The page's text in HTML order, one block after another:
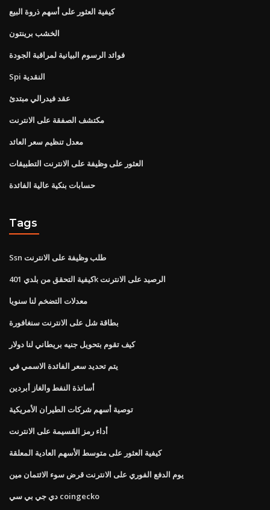
كيفية العثور على أسهم ذروة البيع
الخشب برينتون
فوائد الرسوم البيانية لمراقبة الجودة
Spi النقدية
عقد فيدرالي مبتدئ
مكتشف الصفقة على الانترنت
معدل تنظيم سعر العائد
العثور على وظيفة على الانترنت التطبيقات
حسابات بنكية عالية الفائدة
Tags
Ssn طلب وظيفة على الانترنت
كيفية التحقق من بلدي 401k الرصيد على الانترنت
معدلات التضخم لنا سنويا
بطاقة شل على الانترنت سنغافورة
كيف تقوم بتحويل جنيه بريطاني لنا دولار
يتم تحديد سعر الفائدة الاسمي في
أساتذة النفط والغاز أبردين
توصية أسهم شركات الطيران الأمريكية
أداء رمز القسيمة على الانترنت
كيفية العثور على متوسط ​​الأسهم العادية المعلقة
يوم الدفع الفوري على الانترنت قرض سوء الائتمان مين
دي جي بي سي coingecko